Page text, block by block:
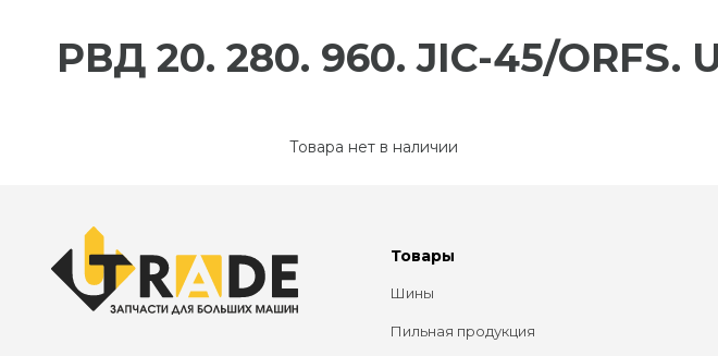
РВД 20. 280. 960. JIC-45/ORFS.
Товара нет в наличии
Товары
Шины
Пильная продукция